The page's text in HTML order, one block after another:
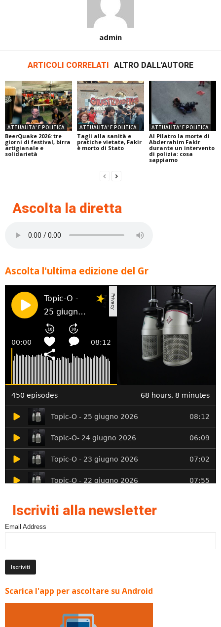
admin
ARTICOLI CORRELATI ALTRO DALL'AUTORE
ATTUALITA' E POLITICA
BeerQuake 2026: tre
giorni di festival, birra
artigianale e
solidarietà
ATTUALITA' E POLITICA
Tagli alla sanità e
pratiche vietate, Fakir
è morto di Stato
ATTUALITA' E POLITICA
Al Pilatro la morte di
Abderrahim Fakir
durante un intervento
di polizia: cosa
sappiamo
Ascolta la diretta
Ascolta l'ultima edizione del Gr
Iscriviti alla newsletter
Email Address
Scarica l'app per ascoltare su Android